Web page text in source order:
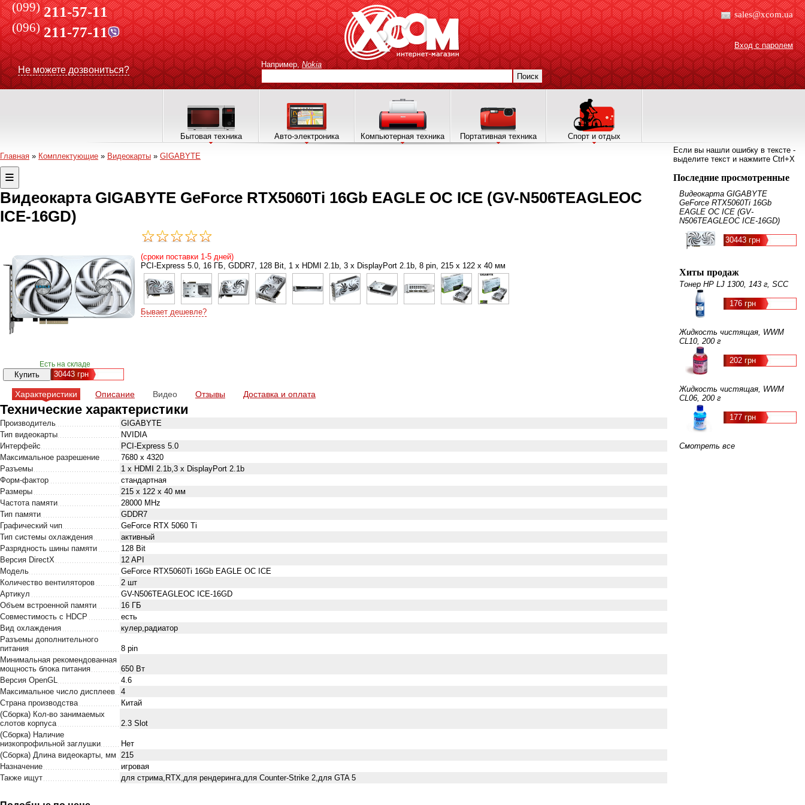
(099) 211-57-11
(096)211-77-11
Не можете дозвониться?
sales@xcom.ua
Вход с паролем
Например, Nokia
Поиск
Бытовая техника Авто-электроника Компьютерная техника Портативная техника Спорт и отдых
Главная » Комплектующие » Видеокарты » GIGABYTE
Видеокарта GIGABYTE GeForce RTX5060Ti 16Gb EAGLE OC ICE (GV-N506TEAGLEOC
ICE-16GD)
Есть на складе
30443грн
(сроки поставки 1-5 дней)
PCI-Express 5.0, 16 ГБ, GDDR7, 128 Bit, 1 x HDMI 2.1b, 3 x DisplayPort 2.1b, 8 pin, 215 х 122 х 40 мм
Бывает дешевле?
Характеристики Описание Видео Отзывы Доставка и оплата
Технические характеристики
Производитель
GIGABYTE
Тип видеокарты
NVIDIA
Интерфейс
PCI-Express 5.0
Максимальное разрешение
7680 x 4320
Разъемы
1 x HDMI 2.1b,3 x DisplayPort 2.1b
Форм-фактор
стандартная
Размеры
215 х 122 х 40 мм
Частота памяти
28000 MHz
Тип памяти
GDDR7
Графический чип
GeForce RTX 5060 Ti
Тип системы охлаждения
активный
Разрядность шины памяти
128 Bit
Версия DirectX
12 API
Модель
GeForce RTX5060Ti 16Gb EAGLE OC ICE
Количество вентиляторов
2 шт
Артикул
GV-N506TEAGLEOC ICE-16GD
Объем встроенной памяти
16 ГБ
Совместимость с HDCP
есть
Вид охлаждения
кулер,радиатор
Разъемы дополнительного
питания
8 pin
Минимальная рекомендованная
мощность блока питания
650 Вт
Версия OpenGL
4.6
Максимальное число дисплеев
4
Страна производства
Китай
(Сборка) Кол-во занимаемых
слотов корпуса
2.3 Slot
(Сборка) Наличие
низкопрофильной заглушки
Нет
(Сборка) Длина видеокарты, мм 215
Назначение
игровая
Также ищут
для стрима,RTX,для рендеринга,для Counter-Strike 2,для GTA 5
Если вы нашли ошибку в тексте -
выделите текст и нажмите Ctrl+X
Последние просмотренные
Видеокарта GIGABYTE
GeForce RTX5060Ti 16Gb
EAGLE OC ICE (GV-
N506TEAGLEOC ICE-16GD)
30443 грн
Хиты продаж
Тонер HP LJ 1300, 143 г, SCC
176 грн
Жидкость чистящая, WWM
CL10, 200 г
202 грн
Жидкость чистящая, WWM
CL06, 200 г
177 грн
Смотреть все